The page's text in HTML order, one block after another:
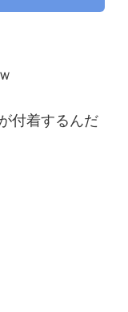
付着するんだ